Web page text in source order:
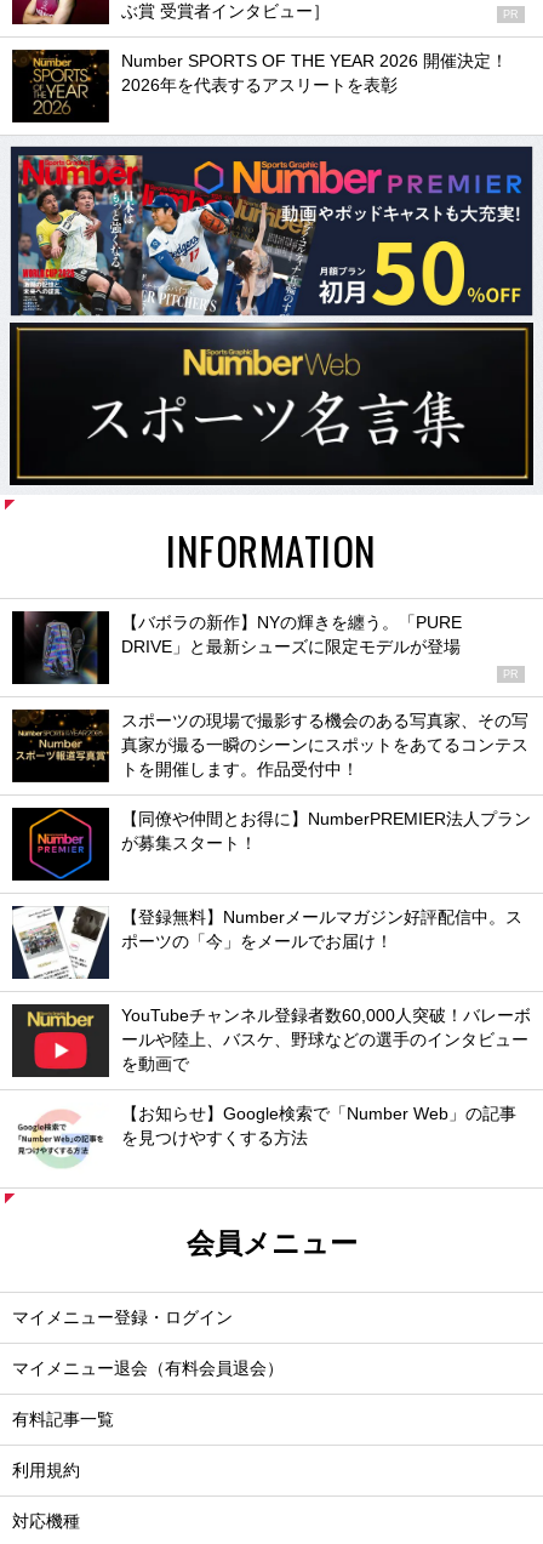
ぶ賞 受賞者インタビュー］
PR
Number SPORTS OF THE YEAR 2026 開催決定！
2026年を代表するアスリートを表彰
INFORMATION
【バボラの新作】NYの輝きを纏う。「PURE
DRIVE」と最新シューズに限定モデルが登場
PR
スポーツの現場で撮影する機会のある写真家、その写
真家が撮る一瞬のシーンにスポットをあてるコンテス
トを開催します。作品受付中！
【同僚や仲間とお得に】NumberPREMIER法人プラン
が募集スタート！
【登録無料】Numberメールマガジン好評配信中。ス
ポーツの「今」をメールでお届け！
YouTubeチャンネル登録者数60,000人突破！バレーボ
ールや陸上、バスケ、野球などの選手のインタビュー
を動画で
【お知らせ】Google検索で「Number Web」の記事
を見つけやすくする方法
会員メニュー
マイメニュー登録・ログイン
マイメニュー退会（有料会員退会）
有料記事一覧
利用規約
対応機種